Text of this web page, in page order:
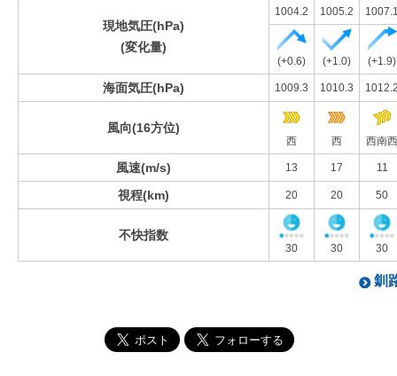
現地気圧(hPa)
(変化量)
1004.2 1005.2
(+0.6) (+1.0) (+1.9)
海面気圧(hPa) 1009.3 1010.3
風向(16方位)
西 西 西南西
風速(m/s) 13 17 11
視程(km) 20 20 50
不快指数
30 30 30
釧